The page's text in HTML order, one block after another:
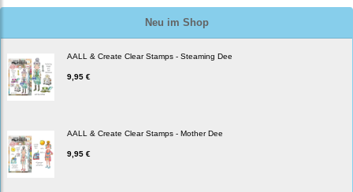
Neu im Shop
AALL & Create Clear Stamps - Steaming Dee
9,95 €
AALL & Create Clear Stamps - Mother Dee
9,95 €